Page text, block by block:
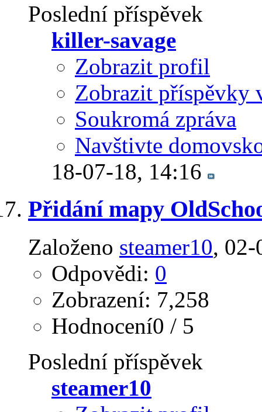
Poslední příspěvek
killer-savage
Zobrazit profil
Zobrazit příspěvky
Soukromá zpráva
Navštivte
18-07-18, 14:16
Přidání mapy
Založeno steamer10‎, 02-
Odpovědi: 0
Zobrazení: 7,258
Hodnocení0 / 5
Poslední příspěvek
steamer10